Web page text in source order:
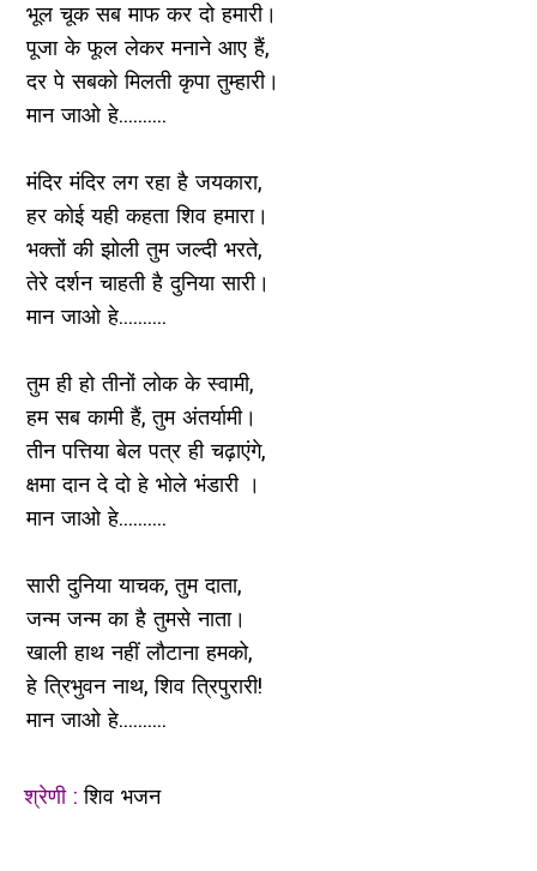
भूल चूक सब माफ कर दो हमारी।
पूजा के फूल लेकर मनाने आए हैं,
दर पे सबको मिलती कृपा तुम्हारी।
मान जाओ हे..........
मंदिर मंदिर लग रहा है जयकारा,
हर कोई यही कहता शिव हमारा।
भक्तों की झोली तुम जल्दी भरते,
तेरे दर्शन चाहती है दुनिया सारी।
मान जाओ हे..........
तुम ही हो तीनों लोक के स्वामी,
हम सब कामी हैं, तुम अंतर्यामी।
तीन पत्तिया बेल पत्र ही चढ़ाएंगे,
क्षमा दान दे दो हे भोले भंडारी ।
मान जाओ हे..........
सारी दुनिया याचक, तुम दाता,
जन्म जन्म का है तुमसे नाता।
खाली हाथ नहीं लौटाना हमको,
हे त्रिभुवन नाथ, शिव त्रिपुरारी!
मान जाओ हे..........
श्रेणी :शिव भजन